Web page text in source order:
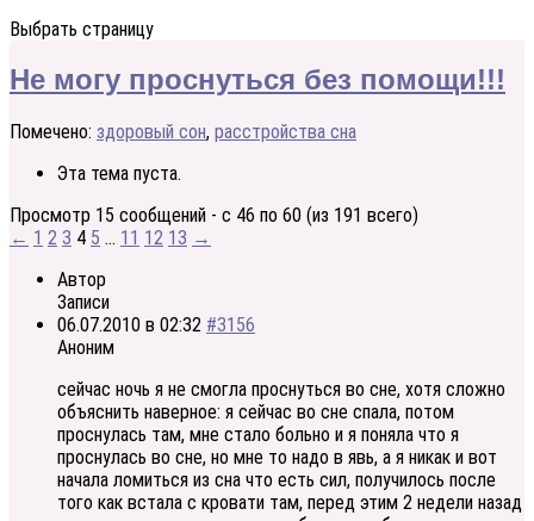
Выбрать страницу
Не могу проснуться без помощи!!!
Помечено: здоровый сон, расстройства сна
Эта тема пуста.
Просмотр 15 сообщений - с 46 по 60 (из 191 всего)
← 1 2 3 4 5 … 11 12 13 →
Автор
Записи
06.07.2010 в 02:32 #3156
Аноним
сейчас ночь я не смогла проснуться во сне, хотя сложно
объяснить наверное: я сейчас во сне спала, потом
проснулась там, мне стало больно и я поняла что я
проснулась во сне, но мне то надо в явь, а я никак и вот
начала ломиться из сна что есть сил, получилось после
того как встала с кровати там, перед этим 2 недели назад